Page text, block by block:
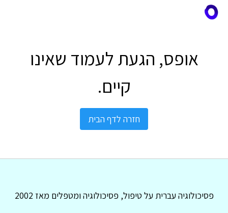
אופס, הגעת לעמוד שאינו
קיים.
חזרה לדף הבית
פסיכולוגיה עברית על טיפול, פסיכולוגיה ומטפלים מאז 2002